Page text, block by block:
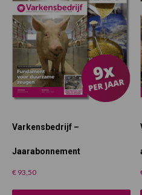
Varkensbedrijf –
Jaarabonnement
€ 93,50